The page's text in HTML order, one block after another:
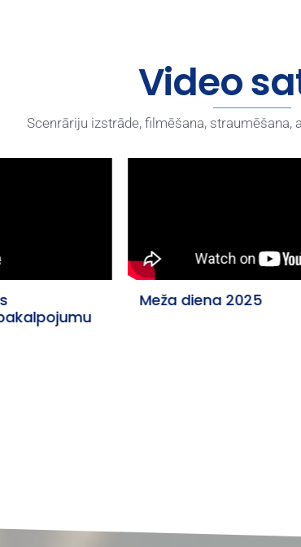
Video
Scenrāriju izstrāde, filmēšana, straumēšana,
Meža diena 2025